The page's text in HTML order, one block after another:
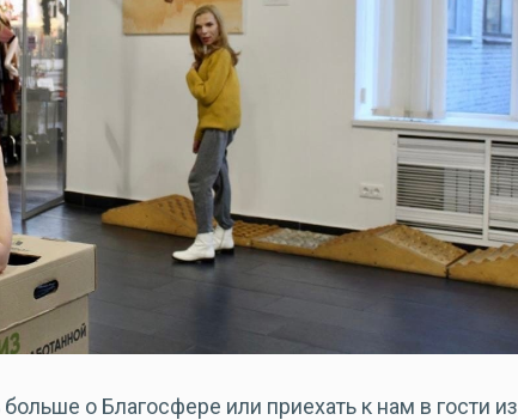
о Благосфере или приехать к нам в гости из